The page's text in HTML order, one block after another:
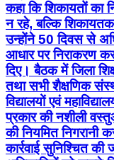
कहा कि शिकायतों का
न रहे, बल्कि
उन्होंने 50 दिवस से
आधार पर निराकरण
दिए। बैठक में जिला
तथा सभी शैक्षणिक
विद्यालयों एवं
प्रकार की नशीली
की नियमित निगरानी
कार्रवाई सुनिश्चित